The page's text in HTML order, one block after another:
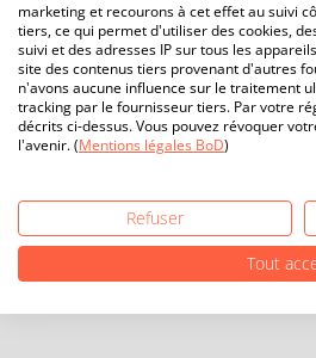
marketing et recourons à cet effet au suivi
tiers, ce qui permet d'utiliser des cookies,
suivi et des adresses IP sur tous les
site des contenus tiers provenant d'autres
n'avons aucune influence sur le traitement
tracking par le fournisseur tiers. Par votre
décrits ci-dessus. Vous pouvez révoquer
l'avenir. (Mentions légales BoD)
Refuser
Tout